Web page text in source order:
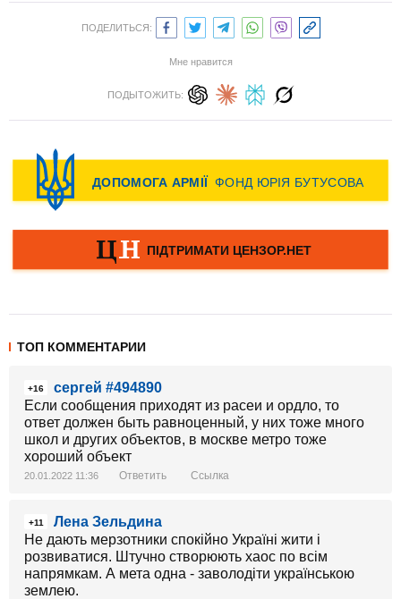
ПОДЕЛИТЬСЯ:
Мне нравится
ПОДЫТОЖИТЬ:
ТОП КОММЕНТАРИИ
+16
сергей #494890
Если сообщения приходят из расеи и ордло, то
ответ должен быть равноценный, у них тоже много
школ и других объектов, в москве метро тоже
хороший объект
20.01.2022 11:36 Ответить Ссылка
+11
Лена Зельдина
Не дають мерзотники спокійно Україні жити і
розвиватися. Штучно створюють хаос по всім
напрямкам. А мета одна - заволодіти українською
землею.